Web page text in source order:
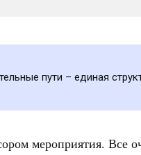
пути – единая
мероприятия. Все